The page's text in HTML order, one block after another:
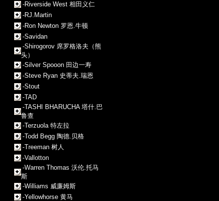
-Riverside West 相田义仁
-RJ.Martin
-Ron Newton 罗恩.牛顿
-Savidan
-Shirogorov 席罗格洛夫（熊
头）
-Silver Spooon 田边一寿
-Steve Ryan 史蒂夫.瑞恩
-Stout
-TAD
-TASHI BHARUCHA 塔什.巴
鲁查
-Terzuola 特左拉
-Todd Begg 陶德.贝格
-Treeman 树人
-Vallotton
-Warren Thomas 沃伦.托马
斯
-Williams 威廉姆斯
-Yellowhorse 黄马